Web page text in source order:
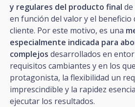
y regulares del producto final
en función del valor y el beneficio
cliente. Por este motivo, es una
especialmente indicada para
complejos desarrollados en
requisitos cambiantes y en los
protagonista, la flexibilidad un
imprescindible y la rapidez
ejecutar los resultados.